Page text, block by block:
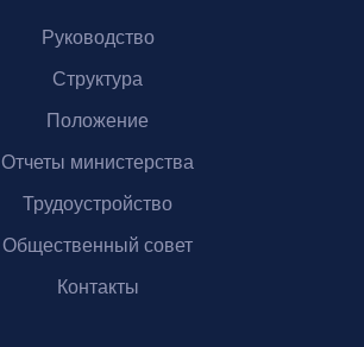
Руководство
Структура
Положение
Отчеты министерства
Трудоустройство
Общественный совет
Контакты